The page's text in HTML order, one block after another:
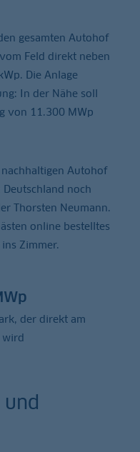
gesamten Autohof
Feld direkt neben
Die Anlage
In der Nähe soll
von 11.300 MWp
Autohof
Deutschland noch
Thorsten Neumann.
online bestelltes
Zimmer.
der direkt am
wird